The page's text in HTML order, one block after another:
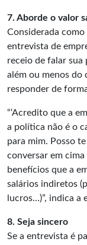
7. Aborde o valor
Considerada
entrevista de
receio de falar sua
além ou menos do
responder de
“‘Acredito que a
a política não é o
para mim. Posso
conversar em
benefícios que a
salários indiretos
lucros…)”, indica a
8. Seja sincero
Se a entrevista é